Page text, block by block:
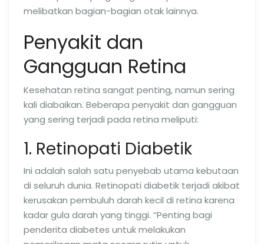
melibatkan bagian-bagian otak lainnya.
Penyakit dan
Gangguan Retina
Kesehatan retina sangat penting, namun sering
kali diabaikan. Beberapa penyakit dan gangguan
yang sering terjadi pada retina meliputi:
1. Retinopati Diabetik
Ini adalah salah satu penyebab utama kebutaan
di seluruh dunia. Retinopati diabetik terjadi akibat
kerusakan pembuluh darah kecil di retina karena
kadar gula darah yang tinggi. “Penting bagi
penderita diabetes untuk melakukan